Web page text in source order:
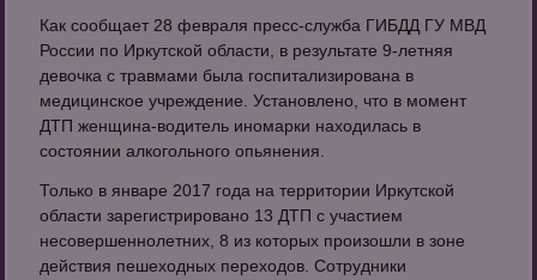
Как сообщает 28 февраля пресс-служба ГИБДД ГУ МВД
России по Иркутской области, в результате 9-летняя
девочка с травмами была госпитализирована в
медицинское учреждение. Установлено, что в момент
ДТП женщина-водитель иномарки находилась в
состоянии алкогольного опьянения.
Только в январе 2017 года на территории Иркутской
области зарегистрировано 13 ДТП с участием
несовершеннолетних, 8 из которых произошли в зоне
действия пешеходных переходов. Сотрудники